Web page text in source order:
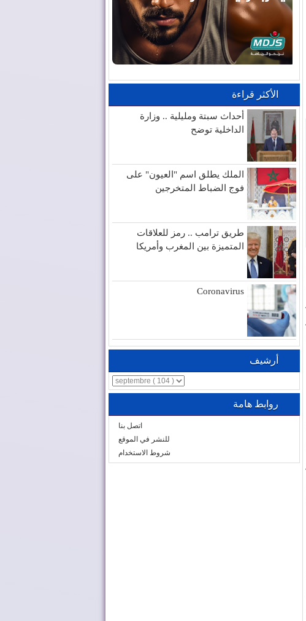
الأكثر قراءة
أحداث سبتة ومليلية .. وزارة
الداخلية توضح
الملك يطلق اسم "العيون" على
فوج الضباط المتخرجين
طريق ترامب .. رمز للعلاقات
المتميزة بين المغرب وأمريكا
Coronavirus
أرشيف
روابط هامة
اتصل بنا
للنشر في الموقع
شروط الاستخدام